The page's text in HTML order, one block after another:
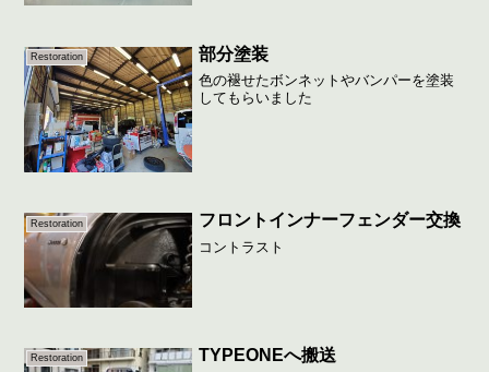
Restoration 部分塗装
色の褪せたボンネットやバンパーを塗装
してもらいました
Restoration フロントインナーフェンダー交換
コントラスト
Restoration TYPEONEへ搬送